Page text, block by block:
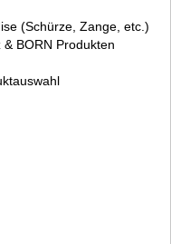
(Schürze, Zange, etc.)
BORN Produkten